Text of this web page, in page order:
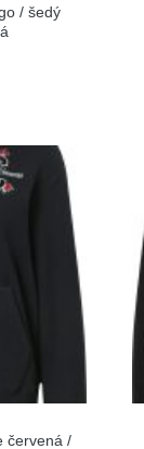
/ šedý
červená /